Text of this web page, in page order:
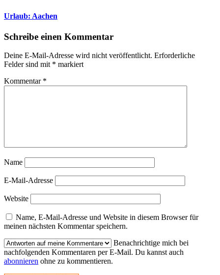
Urlaub: Aachen
Schreibe einen Kommentar
Deine E-Mail-Adresse wird nicht veröffentlicht. Erforderliche
Felder sind mit * markiert
Kommentar *
Name
E-Mail-Adresse
Website
Name, E-Mail-Adresse und Website in diesem Browser für
meinen nächsten Kommentar speichern.
Benachrichtige mich bei
nachfolgenden Kommentaren per E-Mail. Du kannst auch
abonnieren ohne zu kommentieren.